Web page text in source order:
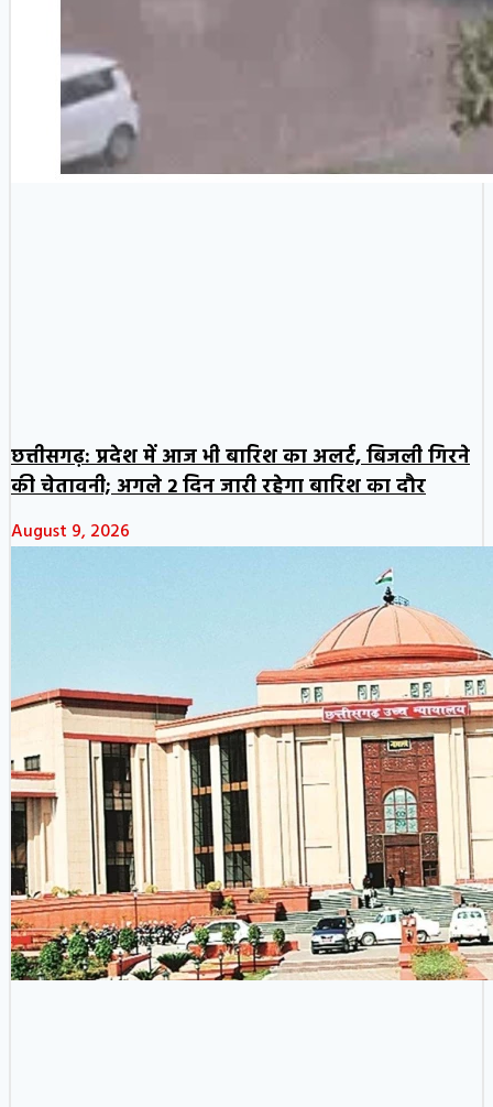
छत्तीसगढ़: प्रदेश में आज भी बारिश का अलर्ट, बिजली गिरने
की चेतावनी; अगले 2 दिन जारी रहेगा बारिश का दौर
August 9, 2026